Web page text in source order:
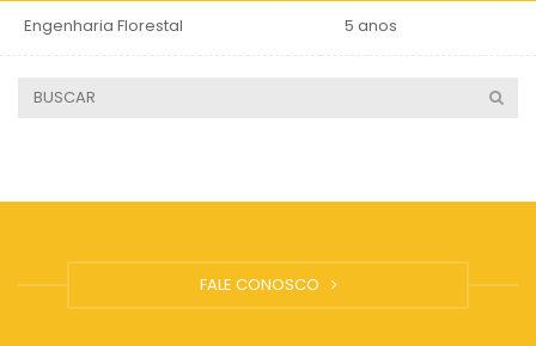
Engenharia Florestal 5 anos
FALE CONOSCO